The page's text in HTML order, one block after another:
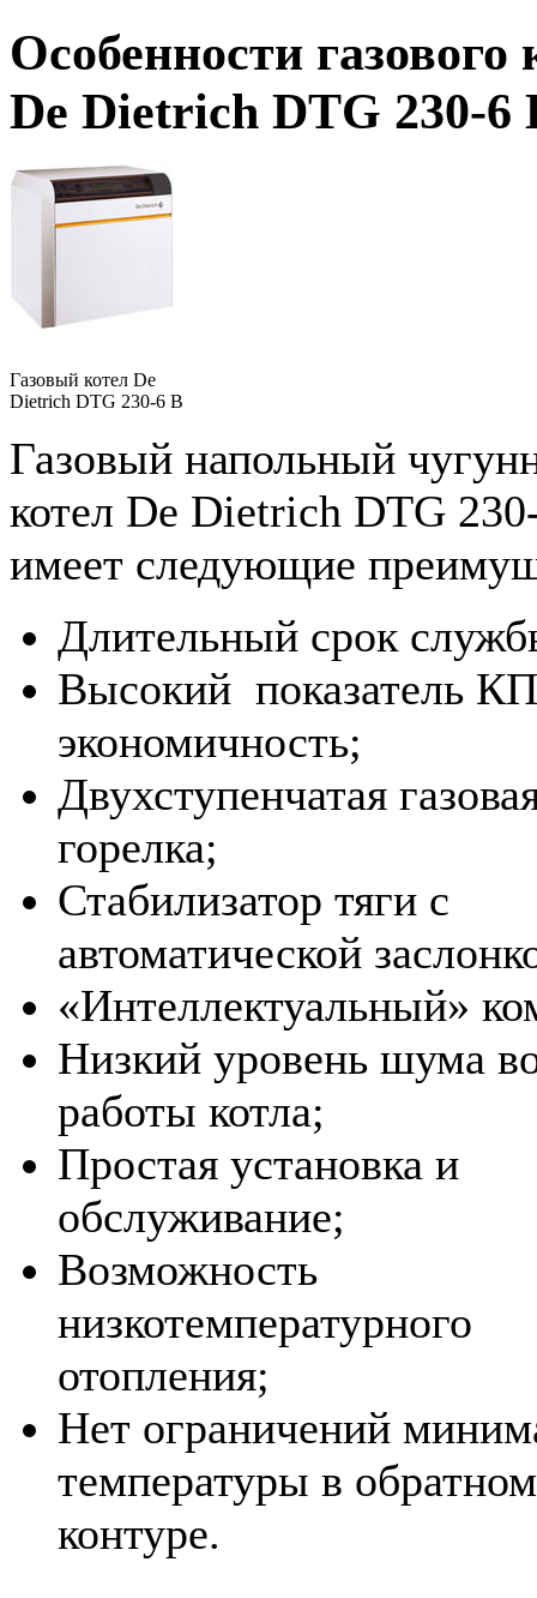
Особенности газового
De Dietrich DTG 230-6
Газовый котел De
Dietrich DTG 230-6 B
Газовый напольный
котел De Dietrich DTG
имеет следующие
Длительный срок
Высокий показатель
экономичность;
Двухступенчатая
горелка;
Стабилизатор тяги с
автоматической
«Интеллектуальный»
Низкий уровень шума
работы котла;
Простая установка и
обслуживание;
Возможность
низкотемпературного
отопления;
Нет ограничений
температуры в обратном
контуре.